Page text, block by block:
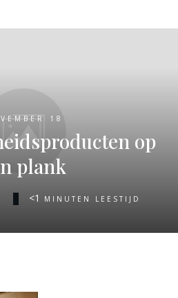
18
op
plank
<1 MINUTEN LEESTIJD